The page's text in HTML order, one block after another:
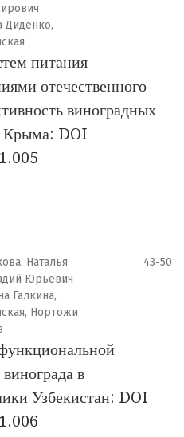
Диденко,
питания
отечественного
виноградных
Крыма: DOI
Наталья
Юрьевич
Галкина,
Нортожи
43-50
в
Узбекистан: DOI